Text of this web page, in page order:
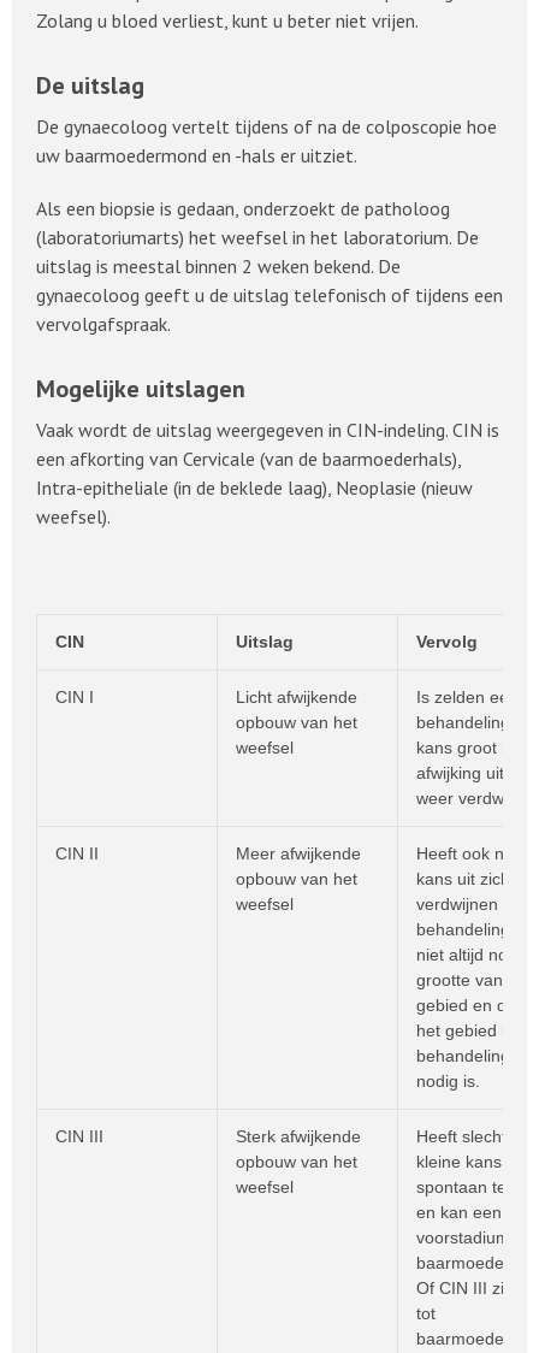
Zolang u bloed verliest, kunt u beter niet vrijen.
De uitslag
De gynaecoloog vertelt tijdens of na de colposcopie hoe
uw baarmoedermond en -hals er uitziet.
Als een biopsie is gedaan, onderzoekt de patholoog
(laboratoriumarts) het weefsel in het laboratorium. De
uitslag is meestal binnen 2 weken bekend. De
gynaecoloog geeft u de uitslag telefonisch of tijdens een
vervolgafspraak.
Mogelijke uitslagen
Vaak wordt de uitslag weergegeven in CIN-indeling. CIN is
een afkorting van Cervicale (van de baarmoederhals),
Intra-epitheliale (in de beklede laag), Neoplasie (nieuw
weefsel).
CIN Uitslag Vervolg
CIN I
Licht afwijkende
opbouw van het
weefsel
Is zelden een
behandeling,
kans groot is
afwijking uit
weer verdwijnt.
CIN II
Meer afwijkende
opbouw van het
weefsel
Heeft ook nog
kans uit
verdwijnen en
behandeling is
niet altijd nodig.
grootte van het
gebied en de
het gebied
behandeling
nodig is.
CIN III
Sterk afwijkende
opbouw van het
weefsel
Heeft slechts
kleine kans om
spontaan te
en kan een
voorstadium
Of CIN III zich
tot